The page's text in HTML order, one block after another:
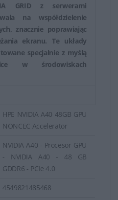
autoryzowanych
bezpośrednio od
upewnić się, że część
z konkretnym modelem
zakupu, aby uniknąć
działaniem sprzętu.
GRID z serwerami
na współdzielenie
znacznie poprawiając
ekranu. Te układy
specjalnie z myślą
w środowiskach
HPE NVIDIA A40 48GB GPU
NONCEC Accelerator
NVIDIA A40 - Procesor GPU
- NVIDIA A40 - 48 GB
GDDR6 - PCIe 4.0
4549821485468